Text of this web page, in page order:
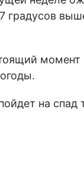
градусов
момент
на